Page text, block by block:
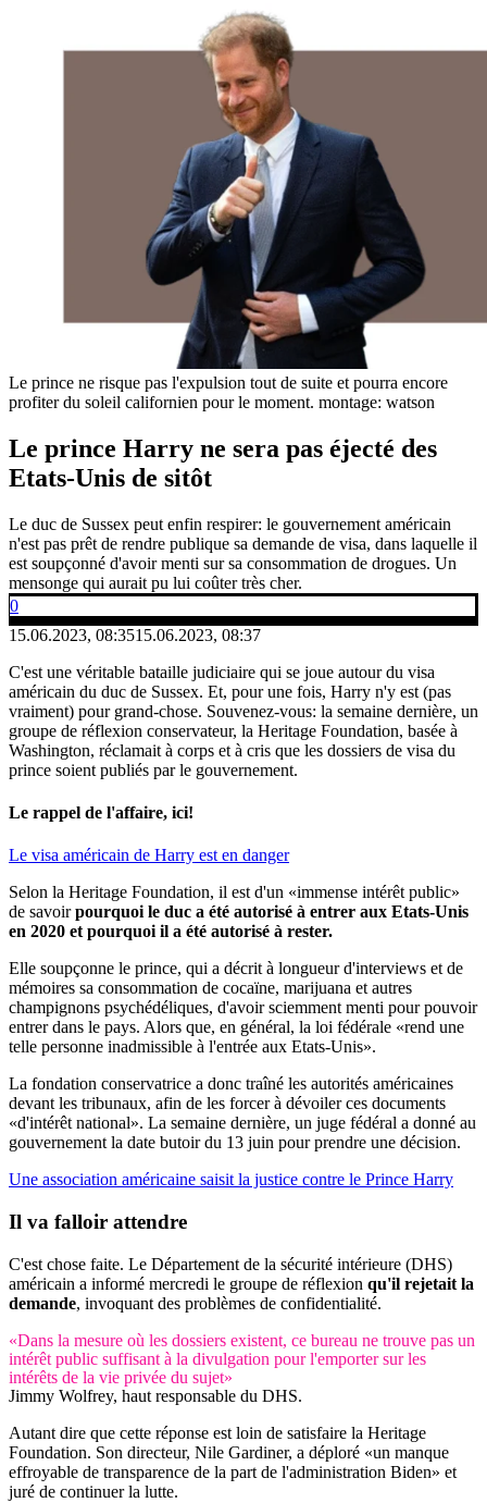
Le prince ne risque pas l'expulsion tout de suite et pourra encore
profiter du soleil californien pour le moment. montage: watson
Le prince Harry ne sera pas éjecté des
Etats-Unis de sitôt
Le duc de Sussex peut enfin respirer: le gouvernement américain
n'est pas prêt de rendre publique sa demande de visa, dans laquelle il
est soupçonné d'avoir menti sur sa consommation de drogues. Un
mensonge qui aurait pu lui coûter très cher.
0
15.06.2023, 08:3515.06.2023, 08:37
C'est une véritable bataille judiciaire qui se joue autour du visa
américain du duc de Sussex. Et, pour une fois, Harry n'y est (pas
vraiment) pour grand-chose. Souvenez-vous: la semaine dernière, un
groupe de réflexion conservateur, la Heritage Foundation, basée à
Washington, réclamait à corps et à cris que les dossiers de visa du
prince soient publiés par le gouvernement.
Le rappel de l'affaire, ici!
Le visa américain de Harry est en danger
Selon la Heritage Foundation, il est d'un «immense intérêt public»
de savoirpourquoi le duc a été autorisé à entrer aux Etats-Unis
en 2020 et pourquoi il a été autorisé à rester.
Elle soupçonne le prince, qui a décrit à longueur d'interviews et de
mémoires sa consommation de cocaïne, marijuana et autres
champignons psychédéliques, d'avoir sciemment menti pour pouvoir
entrer dans le pays. Alors que, en général, la loi fédérale «rend une
telle personne inadmissible à l'entrée aux Etats-Unis».
La fondation conservatrice a donc traîné les autorités américaines
devant les tribunaux, afin de les forcer à dévoiler ces documents
«d'intérêt national». La semaine dernière, un juge fédéral a donné au
gouvernement la date butoir du 13 juin pour prendre une décision.
Une association américaine saisit la justice contre le Prince Harry
Il va falloir attendre
C'est chose faite. Le Département de la sécurité intérieure (DHS)
américain a informé mercredi le groupe de réflexion qu'il rejetait la
demande, invoquant des problèmes de confidentialité.
«Dans la mesure où les dossiers existent, ce bureau ne trouve pas un
intérêt public suffisant à la divulgation pour l'emporter sur les
intérêts de la vie privée du sujet»
Jimmy Wolfrey, haut responsable du DHS.
Autant dire que cette réponse est loin de satisfaire la Heritage
Foundation. Son directeur, Nile Gardiner, a déploré «un manque
effroyable de transparence de la part de l'administration Biden» et
juré de continuer la lutte.